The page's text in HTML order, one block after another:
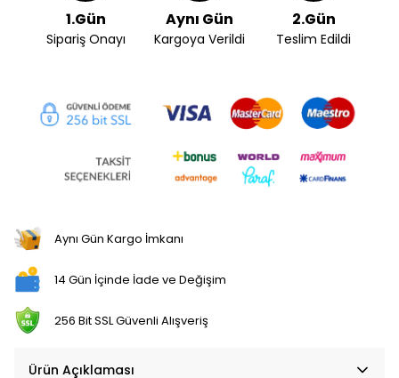
1.Gün
Sipariş Onayı
Aynı Gün
Kargoya Verildi
2.Gün
Teslim Edildi
Aynı Gün Kargo İmkanı
14 Gün İçinde İade ve Değişim
256 Bit SSL Güvenli Alışveriş
Ürün Açıklaması